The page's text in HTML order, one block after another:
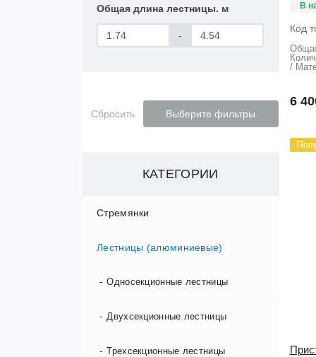
Общая длина лестницы. м
-
Сбросить Выберите фильтры
КАТЕГОРИИ
Стремянки
Алюминиевые стремянки
Двухсторонние стремянки
Деревянные стремянки
Садовые стремянки
Лестницы (алюминиевые)
Односекционные лестницы
Двухсекционные лестницы
Трехсекционные лестницы
В
Код
6